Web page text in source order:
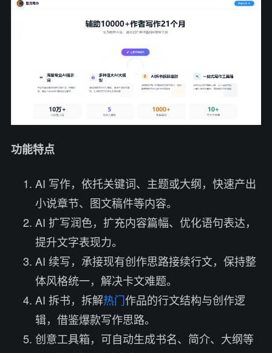
功能特点
AI 写作，依托关键词、主题或大纲，快速产出
小说章节、图文稿件等内容。
AI 扩写润色，扩充内容篇幅、优化语句表达，
提升文字表现力。
AI 续写，承接现有创作思路接续行文，保持整
体风格统一，解决卡文难题。
AI 拆书，拆解热门作品的行文结构与创作逻
辑，借鉴爆款写作思路。
创意工具箱，可自动生成书名、简介、大纲等